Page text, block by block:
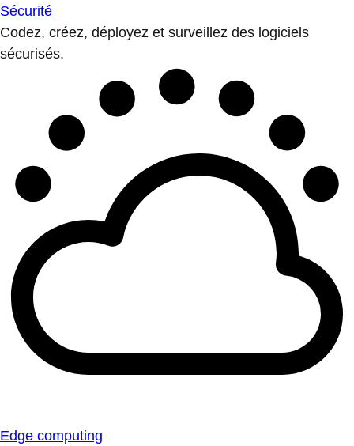
Sécurité
Codez, créez, déployez et surveillez des logiciels
sécurisés.
Edge computing